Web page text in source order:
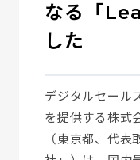
なる「
した
デジタルセール
を提供する株式
（東京都、代